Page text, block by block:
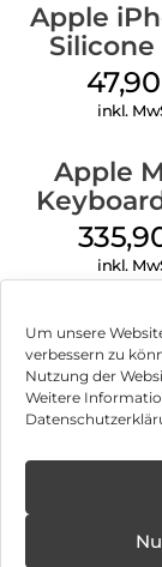
Um unsere
verbessern zu
Nutzung der
Weitere
Apple
Silicone
MagSafe
47,90
inkl.
Apple
iPad 10.9″
inkl.
Impressum